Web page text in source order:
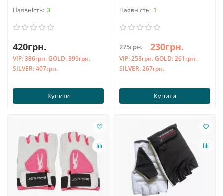
3
420грн.
VIP:386грн.GOLD:399грн.
SILVER:407грн.
Купити
1
275грн. 230грн.
VIP:253грн.GOLD:261грн.
SILVER:267грн.
Купити